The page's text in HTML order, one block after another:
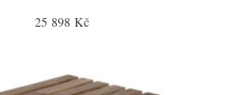
25 898 Kč